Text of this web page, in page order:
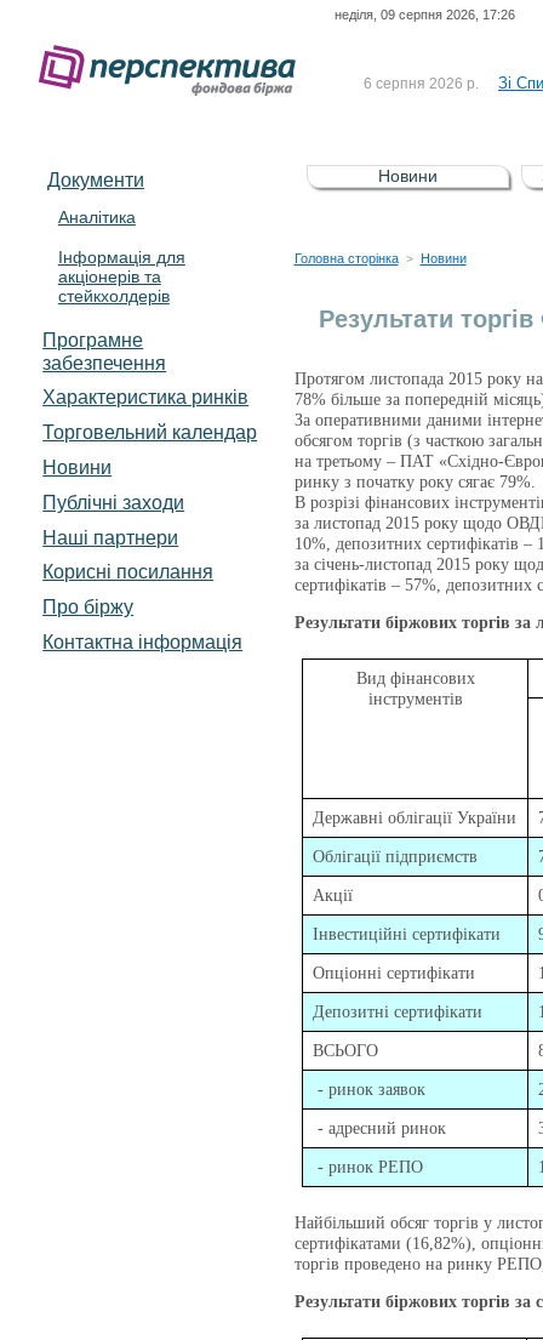
неділя, 09 серпня 2026, 17:26
6 серпня 2026 р. Зі
5 серпня 2026 р.
Зі
UA4000232607)
4 серпня 2026 р.
Документи
Аналітика
Інформація для
акціонерів та
стейкхолдерів
Програмне
забезпечення
Характеристика pинків
Торговельний календар
Новини
Публічні заходи
Наші партнери
Корисні посилання
Про біржу
Контактна інформація
Новини
Головна сторінка > Новини
Результати
Протягом листопада 2015 року
78% більше за попередній
За оперативними даними
обсягом торгів (з часткою
на третьому – ПАТ «Східно-
ринку з початку року сягає 79%.
В розрізі фінансових
за листопад 2015 року щодо
10%, депозитних сертифікатів –
за січень-листопад 2015 року
сертифікатів – 57%, депозитних
Результати біржових торгів за
Вид фінансових
інструментів
Державні облігації України
Облігації підприємств
Акції
Інвестиційні сертифікати
Опціонні сертифікати
Депозитні сертифікати
ВСЬОГО
- ринок заявок
- адресний ринок
- ринок РЕПО
Найбільший обсяг торгів у
сертифікатами (16,82%),
торгів проведено на ринку
Результати біржових торгів за